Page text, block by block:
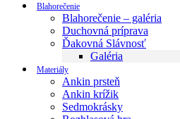
Blahorečenie
Blahorečenie – galéria
Duchovná príprava
Ďakovná Slávnosť
Galéria
Materiály
Ankin prsteň
Ankin krížik
Sedmokrásky